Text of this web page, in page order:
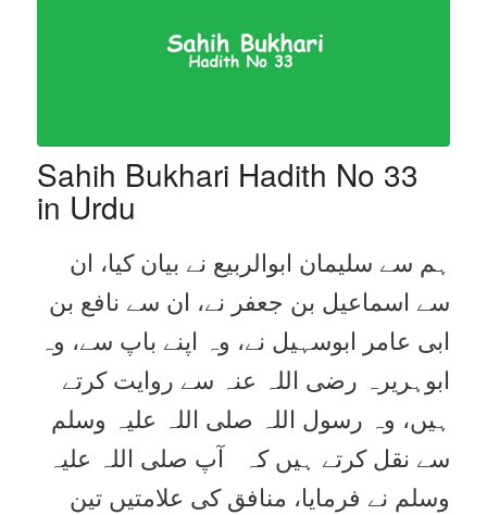
Sahih Bukhari Hadith No 33
in Urdu
ہم سے سلیمان ابوالربیع نے بیان کیا، ان
سے اسماعیل بن جعفر نے، ان سے نافع بن
ابی عامر ابوسہیل نے، وہ اپنے باپ سے، وہ
ابوہریرہ رضی اللہ عنہ سے روایت کرتے
ہیں، وہ رسول اللہ صلی اللہ علیہ وسلم
سے نقل کرتے ہیں کہ آپ صلی اللہ علیہ
وسلم نے فرمایا، منافق کی علامتیں تین